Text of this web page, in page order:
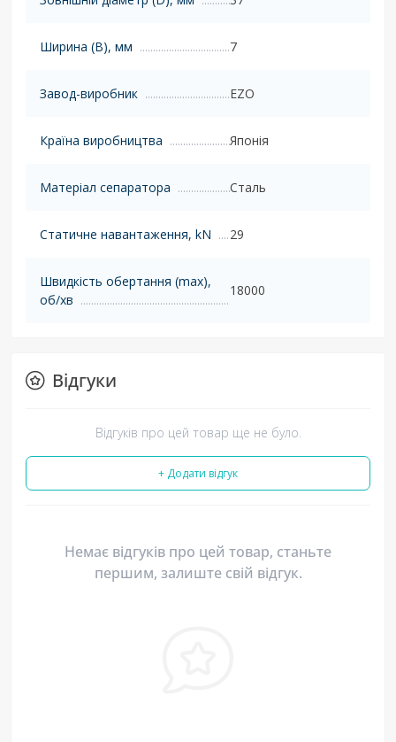
Ширина (B), мм 7
Завод-виробник EZO
Країна виробництва Японія
Матеріал сепаратора Сталь
Статичне навантаження, kN 29
Швидкість обертання (max),
об/хв
18000
Відгуки
Відгуків про цей товар ще не було.
+ Додати відгук
Немає відгуків про цей товар, станьте
першим, залиште свій відгук.